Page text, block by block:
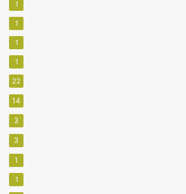
1
1
1
1
22
14
3
3
1
1